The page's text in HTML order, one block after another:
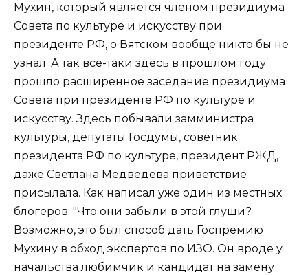
Мухин, который является членом президиума
Совета по культуре и искусству при
президенте РФ, о Вятском вообще никто бы не
узнал. А так все-таки здесь в прошлом году
прошло расширенное заседание президиума
Совета при президенте РФ по культуре и
искусству. Здесь побывали замминистра
культуры, депутаты Госдумы, советник
президента РФ по культуре, президент РЖД,
даже Светлана Медведева приветствие
присылала. Как написал уже один из местных
блогеров: "Что они забыли в этой глуши?
Возможно, это был способ дать Госпремию
Мухину в обход экспертов по ИЗО. Он вроде у
начальства любимчик и кандидат на замену